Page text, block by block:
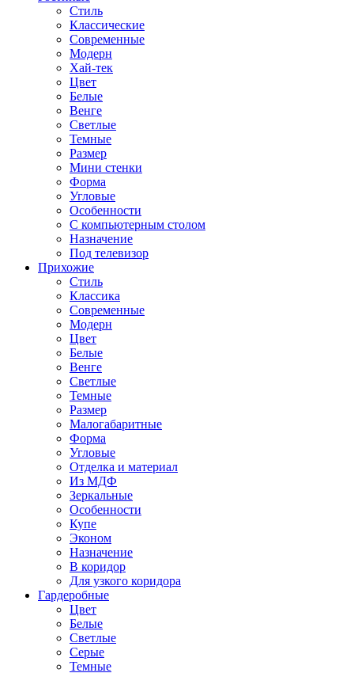
Стиль
Классические
Современные
Модерн
Хай-тек
Цвет
Белые
Венге
Светлые
Темные
Размер
Мини стенки
Форма
Угловые
Особенности
С компьютерным столом
Назначение
Под телевизор
Прихожие
Стиль
Классика
Современные
Модерн
Цвет
Белые
Венге
Светлые
Темные
Размер
Малогабаритные
Форма
Угловые
Отделка и материал
Из МДФ
Зеркальные
Особенности
Купе
Эконом
Назначение
В коридор
Для узкого коридора
Гардеробные
Цвет
Белые
Светлые
Серые
Темные